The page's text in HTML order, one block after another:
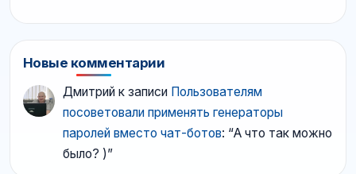
Новые комментарии
Дмитрий к записи Пользователям
посоветовали применять генераторы
паролей вместо чат-ботов: “А что так можно
было? )”